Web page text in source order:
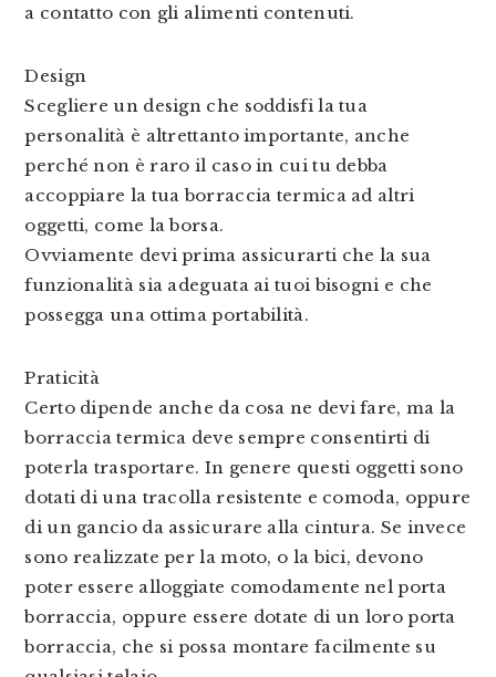
a contatto con gli alimenti contenuti.
Design
Scegliere un design che soddisfi la tua
personalità è altrettanto importante, anche
perché non è raro il caso in cui tu debba
accoppiare la tua borraccia termica ad altri
oggetti, come la borsa.
Ovviamente devi prima assicurarti che la sua
funzionalità sia adeguata ai tuoi bisogni e che
possegga una ottima portabilità.
Praticità
Certo dipende anche da cosa ne devi fare, ma la
borraccia termica deve sempre consentirti di
poterla trasportare. In genere questi oggetti sono
dotati di una tracolla resistente e comoda, oppure
di un gancio da assicurare alla cintura. Se invece
sono realizzate per la moto, o la bici, devono
poter essere alloggiate comodamente nel porta
borraccia, oppure essere dotate di un loro porta
borraccia, che si possa montare facilmente su